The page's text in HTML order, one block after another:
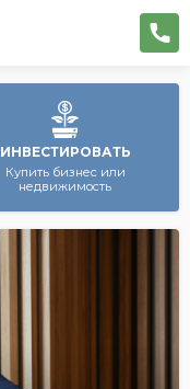
ИНВЕСТИРОВАТЬ
Купить бизнес или
недвижимость